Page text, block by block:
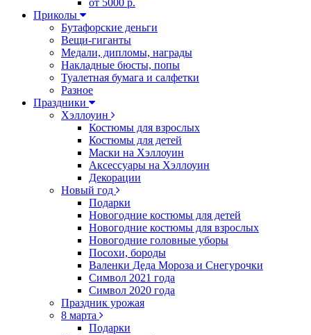
от 5000 р.
Приколы
Бутафорские деньги
Вещи-гиганты
Медали, дипломы, награды
Накладные бюсты, попы
Туалетная бумага и салфетки
Разное
Праздники
Хэллоуин
Костюмы для взрослых
Костюмы для детей
Маски на Хэллоуин
Аксессуары на Хэллоуин
Декорации
Новый год
Подарки
Новогодние костюмы для детей
Новогодние костюмы для взрослых
Новогодние головные уборы
Посохи, бороды
Валенки Деда Мороза и Снегурочки
Символ 2021 года
Символ 2020 года
Праздник урожая
8 марта
Подарки